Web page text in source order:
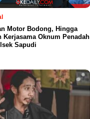
Motor Bodong, Hingga
Kerjasama Oknum Penadah
Sapudi